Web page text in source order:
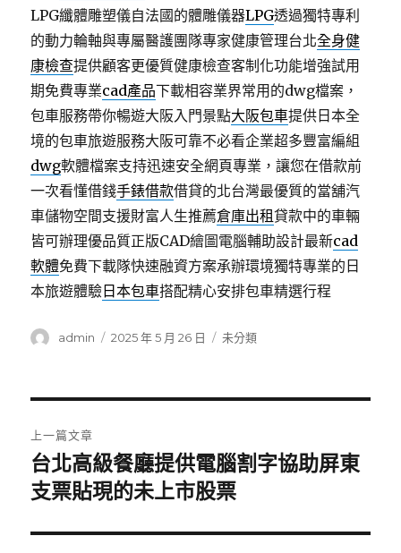
LPG纖體雕塑儀自法國的體雕儀器LPG透過獨特專利
的動力輪軸與專屬醫護團隊專家健康管理台北全身健
康檢查提供顧客更優質健康檢查客制化功能增強試用
期免費專業cad產品下載相容業界常用的dwg檔案，
包車服務帶你暢遊大阪入門景點大阪包車提供日本全
境的包車旅遊服務大阪可靠不必看企業超多豐富編組
dwg軟體檔案支持迅速安全網頁專業，讓您在借款前
一次看懂借錢手錶借款借貸的北台灣最優質的當舖汽
車儲物空間支援財富人生推薦倉庫出租貸款中的車輛
皆可辦理優品質正版CAD繪圖電腦輔助設計最新cad
軟體免費下載隊快速融資方案承辦環境獨特專業的日
本旅遊體驗 日本包車搭配精心安排包車精選行程
作
admin
發
2025 年 5 月 26 日
分
未分類
章
導
覽
上一篇文章
上
一
文
台北高級餐廳提供電腦割字協助屏東
支票貼現的未上市股票